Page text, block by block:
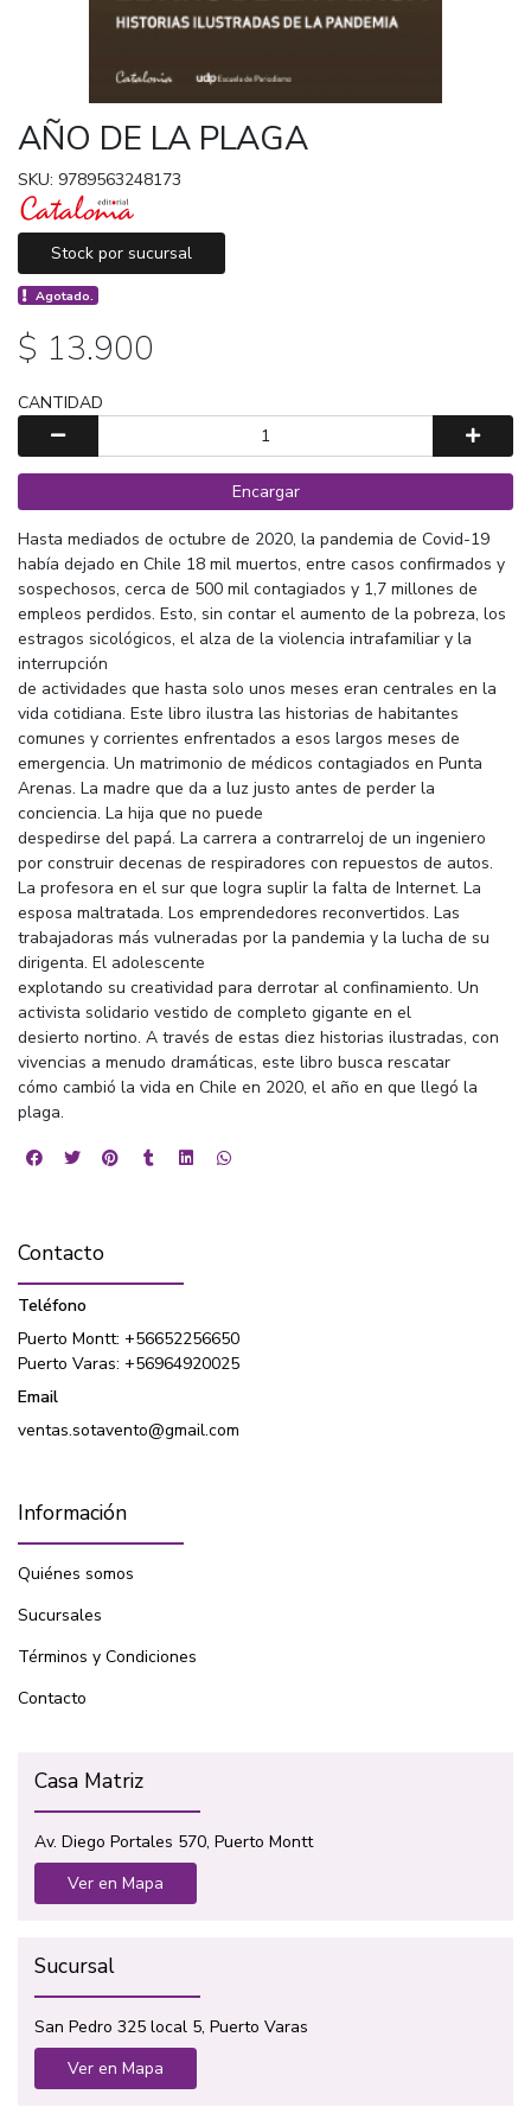
AÑO DE LA PLAGA
SKU: 9789563248173
Stock por sucursal
Agotado.
$ 13.900
CANTIDAD
Encargar
Hasta mediados de octubre de 2020, la pandemia de Covid-19
había dejado en Chile 18 mil muertos, entre casos confirmados y
sospechosos, cerca de 500 mil contagiados y 1,7 millones de
empleos perdidos. Esto, sin contar el aumento de la pobreza, los
estragos sicológicos, el alza de la violencia intrafamiliar y la
interrupción
de actividades que hasta solo unos meses eran centrales en la
vida cotidiana. Este libro ilustra las historias de habitantes
comunes y corrientes enfrentados a esos largos meses de
emergencia. Un matrimonio de médicos contagiados en Punta
Arenas. La madre que da a luz justo antes de perder la
conciencia. La hija que no puede
despedirse del papá. La carrera a contrarreloj de un ingeniero
por construir decenas de respiradores con repuestos de autos.
La profesora en el sur que logra suplir la falta de Internet. La
esposa maltratada. Los emprendedores reconvertidos. Las
trabajadoras más vulneradas por la pandemia y la lucha de su
dirigenta. El adolescente
explotando su creatividad para derrotar al confinamiento. Un
activista solidario vestido de completo gigante en el
desierto nortino. A través de estas diez historias ilustradas, con
vivencias a menudo dramáticas, este libro busca rescatar
cómo cambió la vida en Chile en 2020, el año en que llegó la
plaga.
Contacto
Teléfono
Puerto Montt: +56652256650
Puerto Varas: +56964920025
Email
ventas.sotavento@gmail.com
Información
Quiénes somos
Sucursales
Términos y Condiciones
Contacto
Casa Matriz
Av. Diego Portales 570, Puerto Montt
Ver en Mapa
Sucursal
San Pedro 325 local 5, Puerto Varas
Ver en Mapa